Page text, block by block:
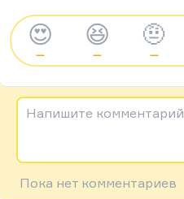
😍
—
😆
—
🤨
—
Напишите комментарий
Пока нет комментариев